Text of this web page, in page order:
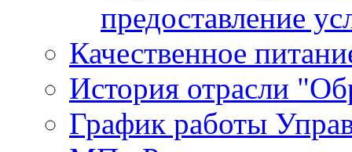
предоставление
Качественное
История отрасли
График работы